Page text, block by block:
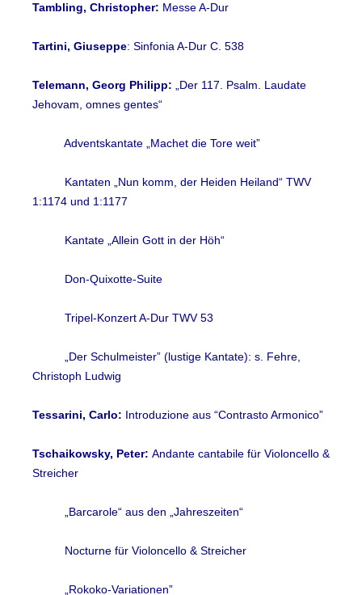
Tambling, Christopher: Messe A-Dur
Tartini, Giuseppe: Sinfonia A-Dur C. 538
Telemann, Georg Philipp: „Der 117. Psalm. Laudate
Jehovam, omnes gentes“
Adventskantate „Machet die Tore weit”
Kantaten „Nun komm, der Heiden Heiland“ TWV
1:1174 und 1:1177
Kantate „Allein Gott in der Höh“
Don-Quixotte-Suite
Tripel-Konzert A-Dur TWV 53
„Der Schulmeister” (lustige Kantate): s. Fehre,
Christoph Ludwig
Tessarini, Carlo: Introduzione aus “Contrasto Armonico”
Tschaikowsky, Peter: Andante cantabile für Violoncello &
Streicher
„Barcarole“ aus den „Jahreszeiten“
Nocturne für Violoncello & Streicher
„Rokoko-Variationen”